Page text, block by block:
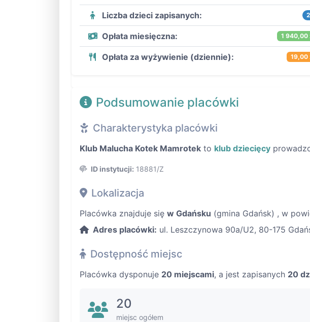
Liczba dzieci zapisanych:
Opłata miesięczna: 1 940,00
Opłata za wyżywienie (dziennie): 19,00
Podsumowanie placówki
Charakterystyka placówki
Klub Malucha Kotek Mamrotek to klub dziecięcy
ID instytucji: 18881/Z
Lokalizacja
Placówka znajduje się w Gdańsku (gmina Gdańsk) , w
Adres placówki: ul. Leszczynowa 90a/U2, 80-175
Dostępność miejsc
Placówka dysponuje 20 miejscami, a jest zapisanych 20
20
miejsc ogółem